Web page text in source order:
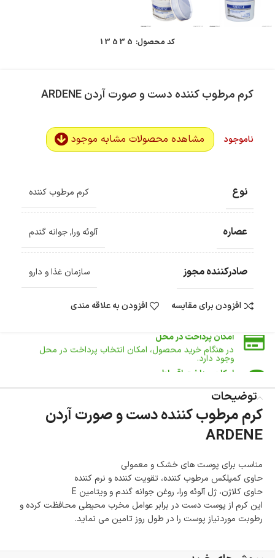
کد محصول: 13535
کرم مرطوب کننده دست و صورت آردن ARDENE
ناموجود مشاهده محصولات مشابه موجود
نوع کرم مرطوب کننده
عصاره آلوئه ورا,جوانه گندم
صادرکننده مجوز سازمان غذا و دارو
افزودن برای مقایسه افزودن به علاقه مندی
ضمانت اصالت کالا
گارانتی معتبر برای تمامی محصولات ارائه می‌شود.
ارسال سریع و رایگان
تومان ، رایگان به سراسر کشور
ارسال می‌شود.
ضمانت بازگشت کالا
امکان پرداخت در محل
امکان پرداخت اقساطی
خرید اقساطی با شرایط آسان و بدون ضامن امکان‌پذیر
است.
گارانتی معتبر برای تمامی محصولات ارائه می‌شود.توضیحات
کرم مرطوب کننده دست و صورت آردن
ARDENE
مناسب برای پوست های خشک و معمولی
حاوی کمپلکس مرطوب کننده، تقویت کننده و نرم کننده
حاوی کلاژن، ژل آلوئه ورا، روغن جوانه گندم و ویتامین E
این کرم از پوست دست در برابر عوامل مخرب محیطی محافظت کرده و
رطوبت موردنیاز پوست را در طول روز تامین می نماید.